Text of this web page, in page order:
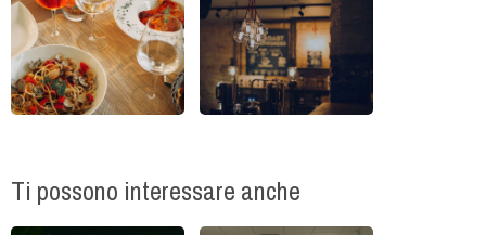
Ti possono interessare anche